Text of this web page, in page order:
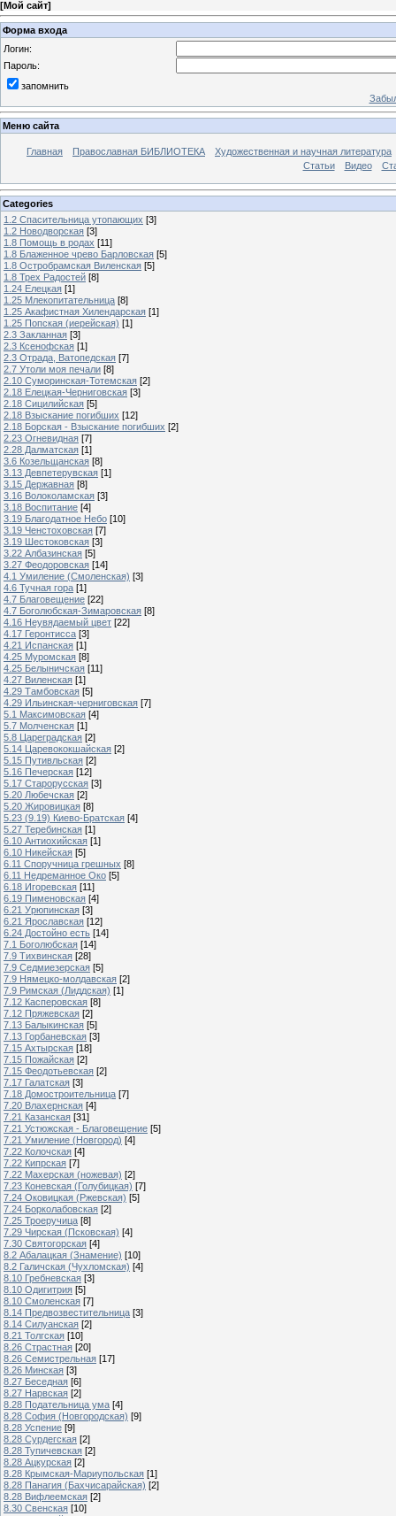
[Мой сайт]
Форма входа
Логин:
Пароль:
запомнить
Меню сайта
Главная Православная БИБЛИОТЕКА
Художественная и научная литература
Статьи
Видео
Categories
1.2 Спасительница утопающих [3]
1.2 Новодворская [3]
1.8 Помощь в родах [11]
1.8 Блаженное чрево Барловская [5]
1.8 Остробрамская Виленская [5]
1.8 Трех Радостей [8]
1.24 Елецкая [1]
1.25 Млекопитательница [8]
1.25 Акафистная Хилендарская [1]
1.25 Попская (иерейская) [1]
2.3 Закланная [3]
2.3 Ксенофская [1]
2.3 Отрада, Ватопедская [7]
2.7 Утоли моя печали [8]
2.10 Суморинская-Тотемская [2]
2.18 Елецкая-Черниговская [3]
2.18 Сицилийская [5]
2.18 Взыскание погибших [12]
2.18 Борская - Взыскание погибших [2]
2.23 Огневидная [7]
2.28 Далматская [1]
3.6 Козельщанская [8]
3.13 Девпетерувская [1]
3.15 Державная [8]
3.16 Волоколамская [3]
3.18 Воспитание [4]
3.19 Благодатное Небо [10]
3.19 Ченстоховская [7]
3.19 Шестоковская [3]
3.22 Албазинская [5]
3.27 Феодоровская [14]
4.1 Умиление (Смоленская) [3]
4.6 Тучная гора [1]
4.7 Благовещение [22]
4.7 Боголюбская-Зимаровская [8]
4.16 Неувядаемый цвет [22]
4.17 Геронтисса [3]
4.21 Испанская [1]
4.25 Муромская [8]
4.25 Белыничская [11]
4.27 Виленская [1]
4.29 Тамбовская [5]
4.29 Ильинская-черниговская [7]
5.1 Максимовская [4]
5.7 Молченская [1]
5.8 Цареградская [2]
5.14 Царевококшайская [2]
5.15 Путивльская [2]
5.16 Печерская [12]
5.17 Старорусская [3]
5.20 Любечская [2]
5.20 Жировицкая [8]
5.23 (9.19) Киево-Братская [4]
5.27 Теребинская [1]
6.10 Антиохийская [1]
6.10 Никейская [5]
6.11 Споручница грешных [8]
6.11 Недреманное Око [5]
6.18 Игоревская [11]
6.19 Пименовская [4]
6.21 Урюпинская [3]
6.21 Ярославская [12]
6.24 Достойно есть [14]
7.1 Боголюбская [14]
7.9 Тихвинская [28]
7.9 Седмиезерская [5]
7.9 Нямецко-молдавская [2]
7.9 Римская (Лиддская) [1]
7.12 Касперовская [8]
7.12 Пряжевская [2]
7.13 Балыкинская [5]
7.13 Горбаневская [3]
7.15 Ахтырская [18]
7.15 Пожайская [2]
7.15 Феодотьевская [2]
7.17 Галатская [3]
7.18 Домостроительница [7]
7.20 Влахернская [4]
7.21 Казанская [31]
7.21 Устюжская - Благовещение [5]
7.21 Умиление (Новгород) [4]
7.22 Колочская [4]
7.22 Кипрская [7]
7.22 Махерская (ножевая) [2]
7.23 Коневская (Голубицкая) [7]
7.24 Оковицкая (Ржевская) [5]
7.24 Борколабовская [2]
7.25 Троеручица [8]
7.29 Чирская (Псковская) [4]
7.30 Святогорская [4]
8.2 Абалацкая (Знамение) [10]
8.2 Галичская (Чухломская) [4]
8.10 Гребневская [3]
8.10 Одигитрия [5]
8.10 Смоленская [7]
8.14 Предвозвестительница [3]
8.14 Силуанская [2]
8.21 Толгская [10]
8.26 Страстная [20]
8.26 Семистрельная [17]
8.26 Минская [3]
8.27 Беседная [6]
8.27 Нарвская [2]
8.28 Подательница ума [4]
8.28 София (Новгородская) [9]
8.28 Успение [9]
8.28 Сурдегская [2]
8.28 Тупичевская [2]
8.28 Ацкурская [2]
8.28 Крымская-Мариупольская [1]
8.28 Панагия (Бахчисарайская) [2]
8.28 Вифлеемская [2]
8.30 Свенская [10]